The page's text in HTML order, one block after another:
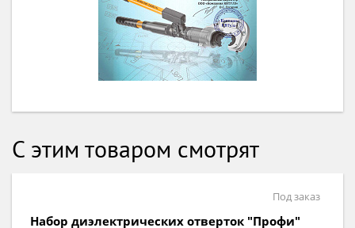
С этим товаром смотрят
Под заказ
Набор диэлектрических отверток "Профи"